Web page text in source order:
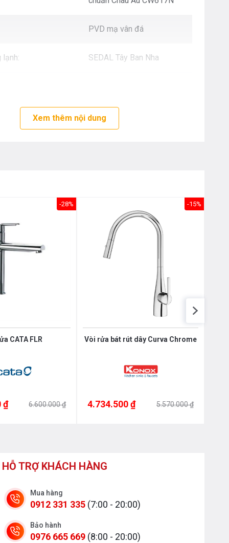
PVD mạ vân đá
lạnh: SEDAL Tây Ban Nha
5 (năm)
Xem thêm nội dung
-28%
CATA FLR
₫ 6.600.000 ₫
-15%
Vòi rửa bát rút dây Curva Chrome
4.734.500 ₫ 5.570.000 ₫
HỖ TRỢ KHÁCH HÀNG
Mua hàng
0912 331 335 (7:00 - 20:00)
Bảo hành
0976 665 669 (8:00 - 20:00)